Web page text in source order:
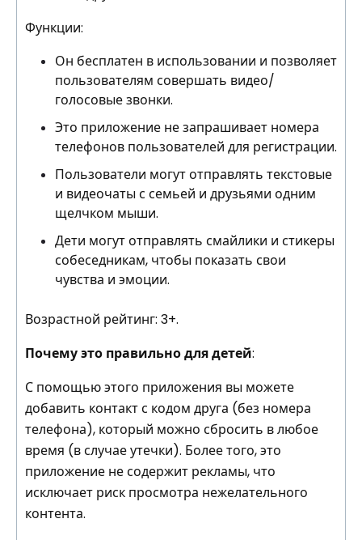
Функции:
Он бесплатен в использовании и позволяет
пользователям совершать видео/
голосовые звонки.
Это приложение не запрашивает номера
телефонов пользователей для регистрации.
Пользователи могут отправлять текстовые
и видеочаты с семьей и друзьями одним
щелчком мыши.
Дети могут отправлять смайлики и стикеры
собеседникам, чтобы показать свои
чувства и эмоции.
Возрастной рейтинг: 3+.
Почему это правильно для детей:
С помощью этого приложения вы можете
добавить контакт с кодом друга (без номера
телефона), который можно сбросить в любое
время (в случае утечки). Более того, это
приложение не содержит рекламы, что
исключает риск просмотра нежелательного
контента.